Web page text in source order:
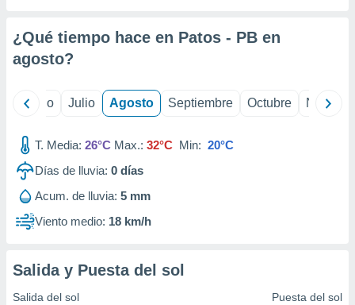
e
de
¿Qué tiempo hace en Patos - PB en
agosto?
Junio Julio Agosto Septiembre Octubre
T. Media: 26°C Max.: 32°C Min: 20°C
Días de lluvia: 0 días
Acum. de lluvia: 5 mm
Viento medio: 18 km/h
Salida y Puesta del sol
Salida del sol Puesta del sol